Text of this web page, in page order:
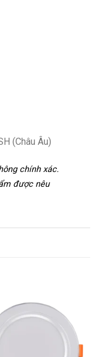
(Châu Âu)
chính xác.
được nêu